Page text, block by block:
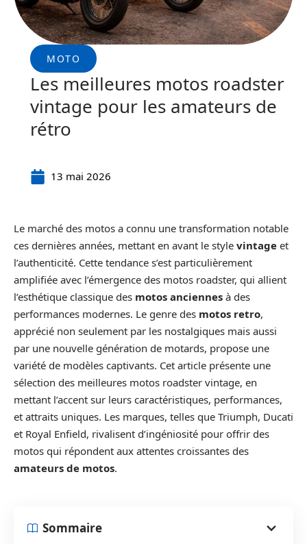
MOTO
Les meilleures motos roadster
vintage pour les amateurs de
rétro
13 mai 2026
Le marché des motos a connu une transformation notable
ces dernières années, mettant en avant le style vintage et
l’authenticité. Cette tendance s’est particulièrement
amplifiée avec l’émergence des motos roadster, qui allient
l’esthétique classique des motos anciennes à des
performances modernes. Le genre des motos retro,
apprécié non seulement par les nostalgiques mais aussi
par une nouvelle génération de motards, propose une
variété de modèles captivants. Cet article présente une
sélection des meilleures motos roadster vintage, en
mettant l’accent sur leurs caractéristiques, performances,
et attraits uniques. Les marques, telles que Triumph, Ducati
et Royal Enfield, rivalisent d’ingéniosité pour offrir des
motos qui répondent aux attentes croissantes des
amateurs de motos.
Sommaire